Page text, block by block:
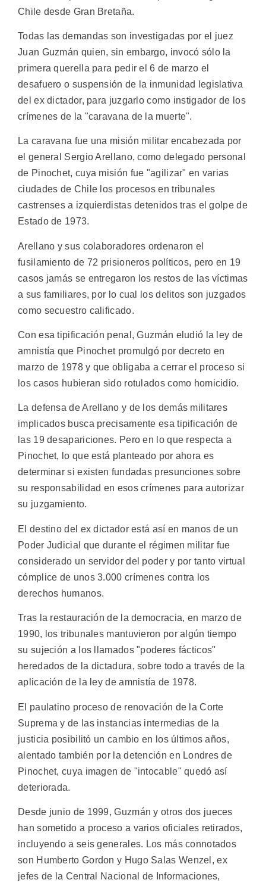
Chile desde Gran Bretaña.
Todas las demandas son investigadas por el juez
Juan Guzmán quien, sin embargo, invocó sólo la
primera querella para pedir el 6 de marzo el
desafuero o suspensión de la inmunidad legislativa
del ex dictador, para juzgarlo como instigador de los
crímenes de la "caravana de la muerte".
La caravana fue una misión militar encabezada por
el general Sergio Arellano, como delegado personal
de Pinochet, cuya misión fue "agilizar" en varias
ciudades de Chile los procesos en tribunales
castrenses a izquierdistas detenidos tras el golpe de
Estado de 1973.
Arellano y sus colaboradores ordenaron el
fusilamiento de 72 prisioneros políticos, pero en 19
casos jamás se entregaron los restos de las víctimas
a sus familiares, por lo cual los delitos son juzgados
como secuestro calificado.
Con esa tipificación penal, Guzmán eludió la ley de
amnistía que Pinochet promulgó por decreto en
marzo de 1978 y que obligaba a cerrar el proceso si
los casos hubieran sido rotulados como homicidio.
La defensa de Arellano y de los demás militares
implicados busca precisamente esa tipificación de
las 19 desapariciones. Pero en lo que respecta a
Pinochet, lo que está planteado por ahora es
determinar si existen fundadas presunciones sobre
su responsabilidad en esos crímenes para autorizar
su juzgamiento.
El destino del ex dictador está así en manos de un
Poder Judicial que durante el régimen militar fue
considerado un servidor del poder y por tanto virtual
cómplice de unos 3.000 crímenes contra los
derechos humanos.
Tras la restauración de la democracia, en marzo de
1990, los tribunales mantuvieron por algún tiempo
su sujeción a los llamados "poderes fácticos"
heredados de la dictadura, sobre todo a través de la
aplicación de la ley de amnistía de 1978.
El paulatino proceso de renovación de la Corte
Suprema y de las instancias intermedias de la
justicia posibilitó un cambio en los últimos años,
alentado también por la detención en Londres de
Pinochet, cuya imagen de "intocable" quedó así
deteriorada.
Desde junio de 1999, Guzmán y otros dos jueces
han sometido a proceso a varios oficiales retirados,
incluyendo a seis generales. Los más connotados
son Humberto Gordon y Hugo Salas Wenzel, ex
jefes de la Central Nacional de Informaciones,